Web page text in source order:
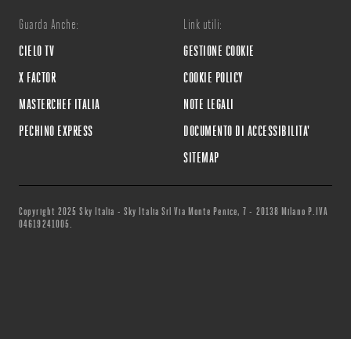
Guarda Anche:
CIELO TV
X FACTOR
MASTERCHEF ITALIA
PECHINO EXPRESS
Link utili:
GESTIONE COOKIE
COOKIE POLICY
NOTE LEGALI
DOCUMENTO DI ACCESSIBILITA'
SITEMAP
Copyright 2025 Sky Italia - Sky Italia Srl Via Monte Penice, 7 - 20138 Milano P.IVA
04619241005.